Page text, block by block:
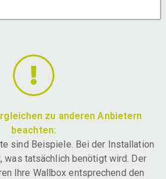
zu anderen Anbietern
beachten:
sind Beispiele. Bei der Installation
was tatsächlich benötigt wird. Der
Ihre Wallbox entsprechend den